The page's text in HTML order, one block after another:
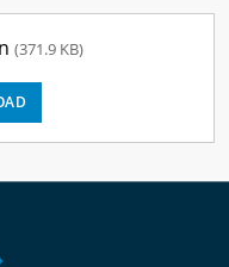
(371.9 KB)